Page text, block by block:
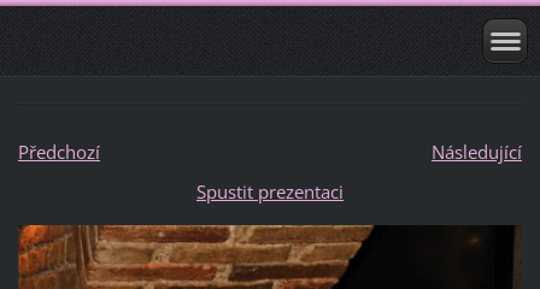
Předchozí
Následující
Spustit prezentaci